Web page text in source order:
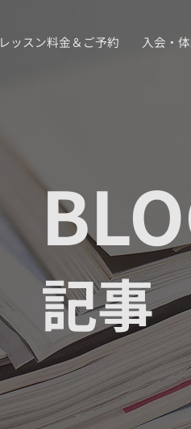
レッスン料金＆ご予約 入会・
記事